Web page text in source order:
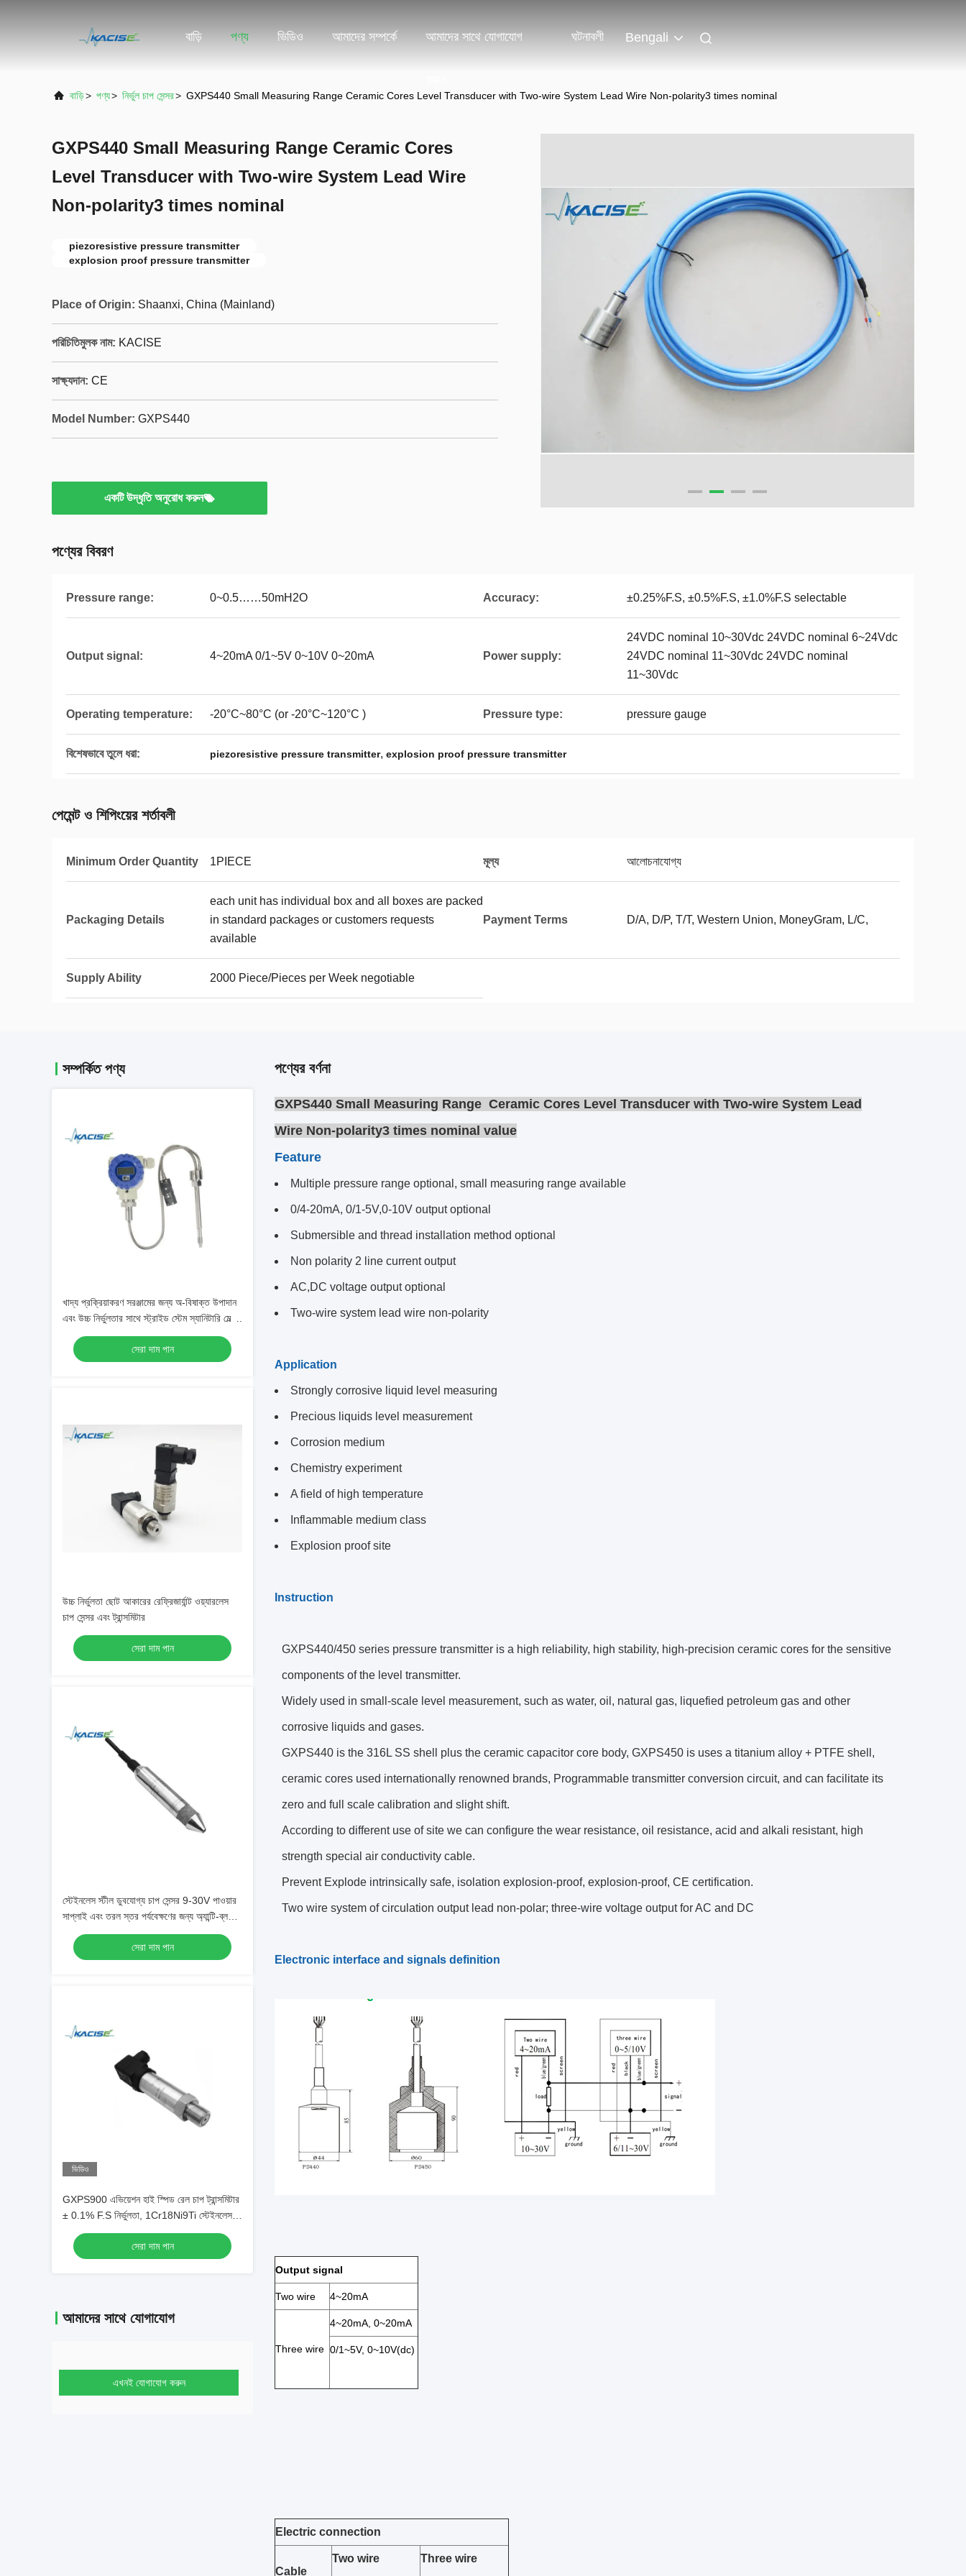
বাড়ি পণ্য ভিডিও আমাদের সম্পর্কে আমাদের সাথে যোগাযোগ ঘটনাবলী Bengali
বাড়ি> পণ্য> নির্ভুল চাপ সেন্সর> GXPS440 Small Measuring Range Ceramic Cores Level Transducer with Two-wire System Lead Wire Non-polarity3 times nominal
GXPS440 Small Measuring Range Ceramic Cores
Level Transducer with Two-wire System Lead Wire
Non-polarity3 times nominal
piezoresistive pressure transmitter
explosion proof pressure transmitter
Place of Origin: Shaanxi, China (Mainland)
পরিচিতিমুলক নাম: KACISE
সাক্ষ্যদান: CE
Model Number: GXPS440
একটি উদ্ধৃতি অনুরোধ করুন
পণ্যের বিবরণ
Pressure range: 0~0.5……50mH2O Accuracy: ±0.25%F.S, ±0.5%F.S, ±1.0%F.S selectable
Output signal: 4~20mA 0/1~5V 0~10V 0~20mA Power supply:
24VDC nominal 10~30Vdc 24VDC nominal 6~24Vdc
24VDC nominal 11~30Vdc 24VDC nominal
11~30Vdc
Operating temperature: -20°C~80°C (or -20°C~120°C ) Pressure type: pressure gauge
বিশেষভাবে তুলে ধরা: piezoresistive pressure transmitter, explosion proof pressure transmitter
পেমেন্ট ও শিপিংয়ের শর্তাবলী
Minimum Order Quantity 1PIECE মূল্য আলোচনাযোগ্য
Packaging Details
each unit has individual box and all boxes are packed
in standard packages or customers requests
available
Payment Terms D/A, D/P, T/T, Western Union, MoneyGram, L/C,
Supply Ability 2000 Piece/Pieces per Week negotiable
সম্পর্কিত পণ্য
খাদ্য প্রক্রিয়াকরণ সরঞ্জামের জন্য অ-বিষাক্ত উপাদান
এবং উচ্চ নির্ভুলতার সাথে স্ট্রাইড স্টেম স্যানিটারি মেল্ট
চাপ ট্রান্সডুসার
সেরা দাম পান
উচ্চ নির্ভুলতা ছোট আকারের রেফ্রিজার্যান্ট ওয়্যারলেস
চাপ সেন্সর এবং ট্রান্সমিটার
সেরা দাম পান
স্টেইনলেস স্টীল ডুবযোগ্য চাপ সেন্সর 9-30V পাওয়ার
সাপ্লাই এবং তরল স্তর পর্যবেক্ষণের জন্য অ্যান্টি-ব্লক
খুচরা যন্ত্রাংশ সহ
সেরা দাম পান
ভিডিও
GXPS900 এভিয়েশন হাই স্পিড রেল চাপ ট্রান্সমিটার
± 0.1% F.S নির্ভুলতা, 1Cr18Ni9Ti স্টেইনলেস
স্টীল এবং 4 ~ 20mA আউটপুট সংকেত
সেরা দাম পান
আমাদের সাথে যোগাযোগ
এখনই যোগাযোগ করুন
পণ্যের বর্ণনা
GXPS440 Small Measuring Range Ceramic Cores Level Transducer with Two-wire System Lead
Wire Non-polarity3 times nominal value
Feature
Multiple pressure range optional, small measuring range available
0/4-20mA, 0/1-5V,0-10V output optional
Submersible and thread installation method optional
Non polarity 2 line current output
AC,DC voltage output optional
Two-wire system lead wire non-polarity
Application
Strongly corrosive liquid level measuring
Precious liquids level measurement
Corrosion medium
Chemistry experiment
A field of high temperature
Inflammable medium class
Explosion proof site
Instruction
GXPS440/450 series pressure transmitter is a high reliability, high stability, high-precision ceramic cores for the sensitive
components of the level transmitter.
Widely used in small-scale level measurement, such as water, oil, natural gas, liquefied petroleum gas and other
corrosive liquids and gases.
GXPS440 is the 316L SS shell plus the ceramic capacitor core body, GXPS450 is uses a titanium alloy + PTFE shell,
ceramic cores used internationally renowned brands, Programmable transmitter conversion circuit, and can facilitate its
zero and full scale calibration and slight shift.
According to different use of site we can configure the wear resistance, oil resistance, acid and alkali resistant, high
strength special air conductivity cable.
Prevent Explode intrinsically safe, isolation explosion-proof, explosion-proof, CE certification.
Two wire system of circulation output lead non-polar; three-wire voltage output for AC and DC
Electronic interface and signals definition
Output signal
Two wire 4~20mA
Three wire
4~20mA, 0~20mA
0/1~5V, 0~10V(dc)
Electric connection
Cable
Two wire Three wire